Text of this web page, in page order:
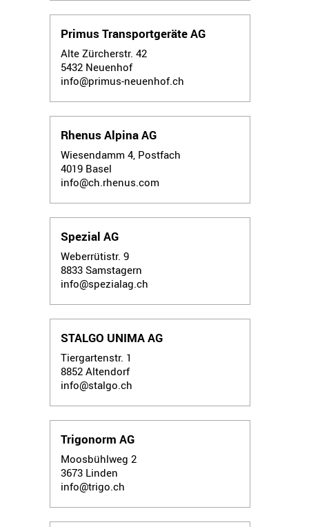
Primus Transportgeräte AG
Alte Zürcherstr. 42
5432 Neuenhof
info@primus-neuenhof.ch
Rhenus Alpina AG
Wiesendamm 4, Postfach
4019 Basel
info@ch.rhenus.com
Spezial AG
Weberrütistr. 9
8833 Samstagern
info@spezialag.ch
STALGO UNIMA AG
Tiergartenstr. 1
8852 Altendorf
info@stalgo.ch
Trigonorm AG
Moosbühlweg 2
3673 Linden
info@trigo.ch